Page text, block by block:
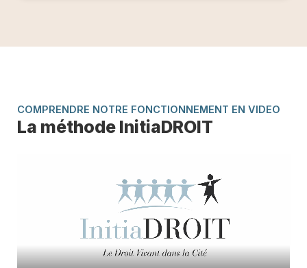
COMPRENDRE NOTRE FONCTIONNEMENT EN VIDEO
La méthode InitiaDROIT